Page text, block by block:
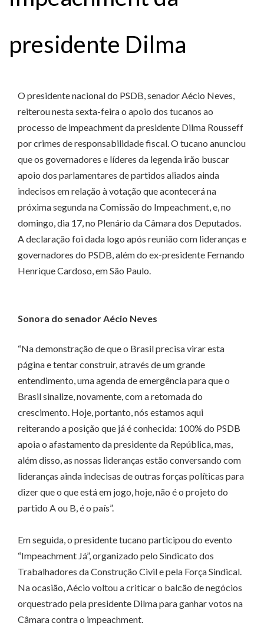
presidente Dilma
O presidente nacional do PSDB, senador Aécio Neves,
reiterou nesta sexta-feira o apoio dos tucanos ao
processo de impeachment da presidente Dilma Rousseff
por crimes de responsabilidade fiscal. O tucano anunciou
que os governadores e líderes da legenda irão buscar
apoio dos parlamentares de partidos aliados ainda
indecisos em relação à votação que acontecerá na
próxima segunda na Comissão do Impeachment, e, no
domingo, dia 17, no Plenário da Câmara dos Deputados.
A declaração foi dada logo após reunião com lideranças e
governadores do PSDB, além do ex-presidente Fernando
Henrique Cardoso, em São Paulo.
Sonora do senador Aécio Neves
“Na demonstração de que o Brasil precisa virar esta
página e tentar construir, através de um grande
entendimento, uma agenda de emergência para que o
Brasil sinalize, novamente, com a retomada do
crescimento. Hoje, portanto, nós estamos aqui
reiterando a posição que já é conhecida: 100% do PSDB
apoia o afastamento da presidente da República, mas,
além disso, as nossas lideranças estão conversando com
lideranças ainda indecisas de outras forças políticas para
dizer que o que está em jogo, hoje, não é o projeto do
partido A ou B, é o país”.
Em seguida, o presidente tucano participou do evento
“Impeachment Já”, organizado pelo Sindicato dos
Trabalhadores da Construção Civil e pela Força Sindical.
Na ocasião, Aécio voltou a criticar o balcão de negócios
orquestrado pela presidente Dilma para ganhar votos na
Câmara contra o impeachment.